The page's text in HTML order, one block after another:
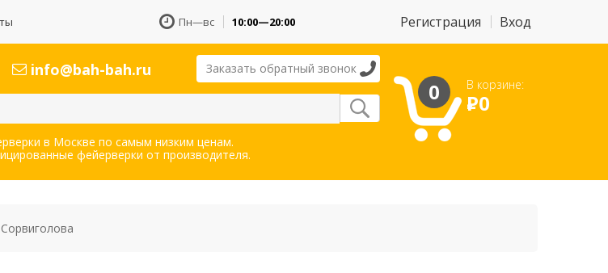
Пн—вс 10:00—20:00 Регистрация Вход
info@bah-bah.ru Заказать обратный звонок
в Москве по самым низким ценам.
фейерверки от производителя.
0 В корзине:
Р0
Сорвиголова